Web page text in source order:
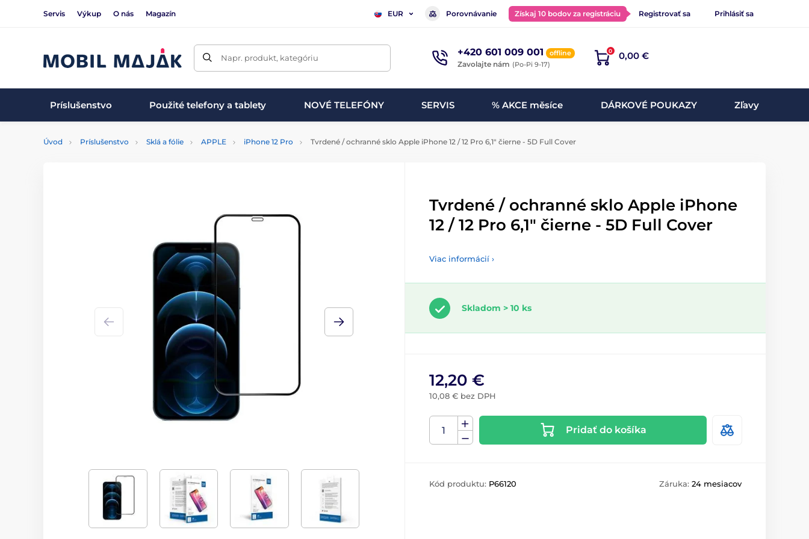
Servis Výkup O nás Magazín EUR Porovnávanie Získaj 10 bodov za registráciu Registrovať sa Prihlásiť sa
Napr. produkt, kategóriu +420 601 009 001 offline
Zavolajte nám (Po-Pi 9-17)
0 0,00 €
Príslušenstvo Použité telefony a tablety NOVÉ TELEFÓNY SERVIS % AKCE měsíce DÁRKOVÉ POUKAZY Zľavy
Úvod Príslušenstvo Sklá a fólie APPLE iPhone 12 Pro Tvrdené / ochranné sklo Apple iPhone 12 / 12 Pro 6,1" čierne - 5D Full Cover
Tvrdené / ochranné sklo Apple iPhone
12 / 12 Pro 6,1" čierne - 5D Full Cover
Viac informácií ›
Skladom > 10 ks
12,20 €
10,08 € bez DPH
Pridať do košíka
Kód produktu: P66120 Záruka: 24 mesiacov